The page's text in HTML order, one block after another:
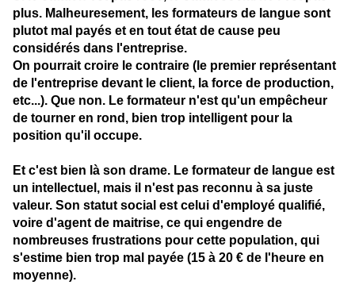
plus. Malheuresement, les formateurs de langue sont
plutot mal payés et en tout état de cause peu
considérés dans l'entreprise.
On pourrait croire le contraire (le premier représentant
de l'entreprise devant le client, la force de production,
etc...). Que non. Le formateur n'est qu'un empêcheur
de tourner en rond, bien trop intelligent pour la
position qu'il occupe.
Et c'est bien là son drame. Le formateur de langue est
un intellectuel, mais il n'est pas reconnu à sa juste
valeur. Son statut social est celui d'employé qualifié,
voire d'agent de maitrise, ce qui engendre de
nombreuses frustrations pour cette population, qui
s'estime bien trop mal payée (15 à 20 € de l'heure en
moyenne).